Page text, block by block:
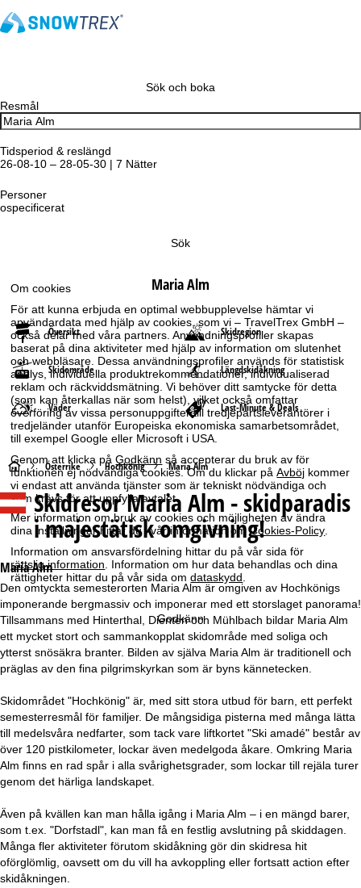
Om cookies
För att kunna erbjuda en optimal webbupplevelse hämtar vi
användardata med hjälp av cookies, som vi – TravelTrex GmbH –
också delar med våra partners. Användningsprofiler skapas
baserat på dina aktiviteter med hjälp av information om slutenhet
och webbläsare. Dessa användningsprofiler används för statistisk
analys, individuella produktrekommendationer, individualiserad
reklam och räckviddsmätning. Vi behöver ditt samtycke för detta
(som kan återkallas när som helst), vilket också omfattar
överföring av vissa personuppgifter till tredjepartsleverantörer i
tredjeländer utanför Europeiska ekonomiska samarbetsområdet,
till exempel Google eller Microsoft i USA.
Genom att klicka påGodkänn så accepterar du bruk av för
funktionen ej nödvändiga cookies. Om du klickar påAvböj kommer
vi endast att använda tjänster som är tekniskt nödvändiga och
som krävs för att uppfylla avtalet.
Mer information om bruk av cookies och möjligheten av ändra
dina inställningar hittar du i vår information omCookies-Policy
Information om ansvarsfördelning hittar du på vår sida för
rättslig information . Information om hur data behandlas och dina
rättigheter hittar du på vår sida omdataskydd
Godkänn
Sök och boka
Resmål
Tidsperiod & reslängd
26-08-10 – 28-05-30 | 7 Nätter
Personer
ospecificerat
Sök
Maria Alm
Översikt Skidregion
Skidområde Längdskidåkning
Väder Last-Minute & Deals
S
t
a
r
i
d
a
Österrike Hochkönig Maria Alm
SkidresorMaria Alm - skidparadis
i majestätisk omgivning!
Maria Alm
Den omtyckta semesterorten Maria Alm är omgiven av Hochkönigs
imponerande bergmassiv och imponerar med ett storslaget panorama!
Tillsammans med Hinterthal, Dienten och Mühlbach bildar Maria Alm
ett mycket stort och sammankopplat skidområde med soliga och
ytterst snösäkra branter. Bilden av själva Maria Alm är traditionell och
präglas av den fina pilgrimskyrkan som är byns kännetecken.
Skidområdet "Hochkönig" är, med sitt stora utbud för barn, ett perfekt
semesterresmål för familjer. De mångsidiga pisterna med många lätta
till medelsvåra nedfarter, som tack vare liftkortet "Ski amadé" består av
över 120 pistkilometer, lockar även medelgoda åkare. Omkring Maria
Alm finns en rad spår i alla svårighetsgrader, som lockar till rejäla turer
genom det härliga landskapet.
Även på kvällen kan man hålla igång i Maria Alm – i en mängd barer,
som t.ex. "Dorfstadl", kan man få en festlig avslutning på skiddagen.
Många fler aktiviteter förutom skidåkning gör din skidresa hit
oförglömlig, oavsett om du vill ha avkoppling eller fortsatt action efter
skidåkningen.